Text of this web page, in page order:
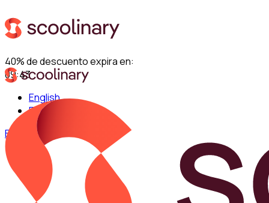
40% de descuento expira en:
09:41
English
Español
Entrar